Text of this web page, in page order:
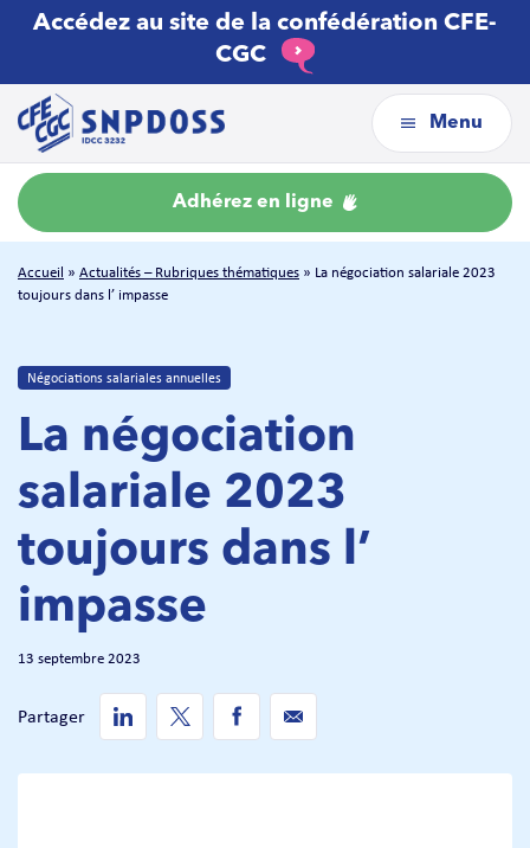
Accédez au site de la confédération CFE-
CGC
Menu
Adhérez en ligne
Accueil » Actualités – Rubriques thématiques » La négociation salariale 2023
toujours dans l’ impasse
Négociations salariales annuelles
La négociation
salariale 2023
toujours dans l’
impasse
13 septembre 2023
Partager